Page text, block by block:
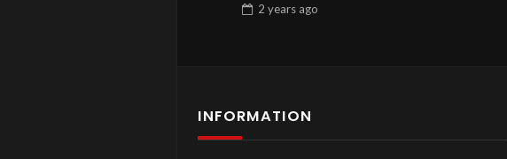
2 years ago
INFORMATION